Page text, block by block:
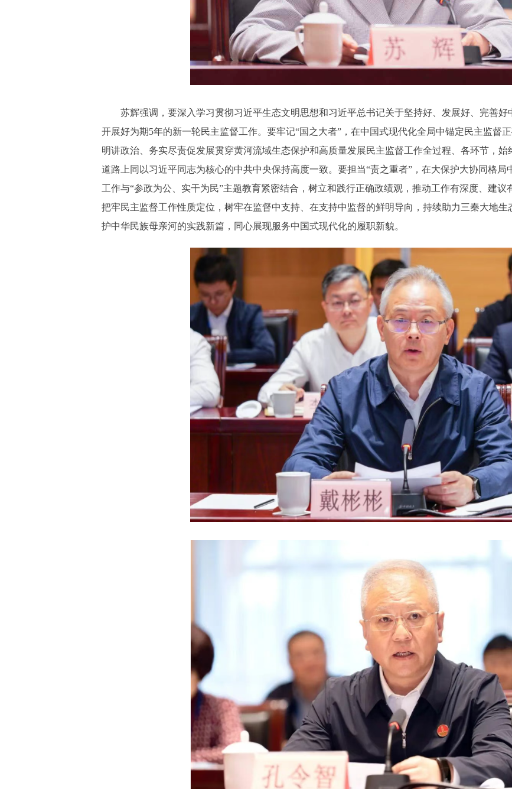
苏辉强调，要深入学习贯彻习近平生态文明思想和习近平总书记关于坚持好、发展好、完善
开展好为期5年的新一轮民主监督工作。要牢记“国之大者”，在中国式现代化全局中锚定民主监督
明讲政治、务实尽责促发展贯穿黄河流域生态保护和高质量发展民主监督工作全过程、各环节，
道路上同以习近平同志为核心的中共中央保持高度一致。要担当“责之重者”，在大保护大协同格
工作与“参政为公、实干为民”主题教育紧密结合，树立和践行正确政绩观，推动工作有深度、建议
把牢民主监督工作性质定位，树牢在监督中支持、在支持中监督的鲜明导向，持续助力三秦大地
护中华民族母亲河的实践新篇，同心展现服务中国式现代化的履职新貌。